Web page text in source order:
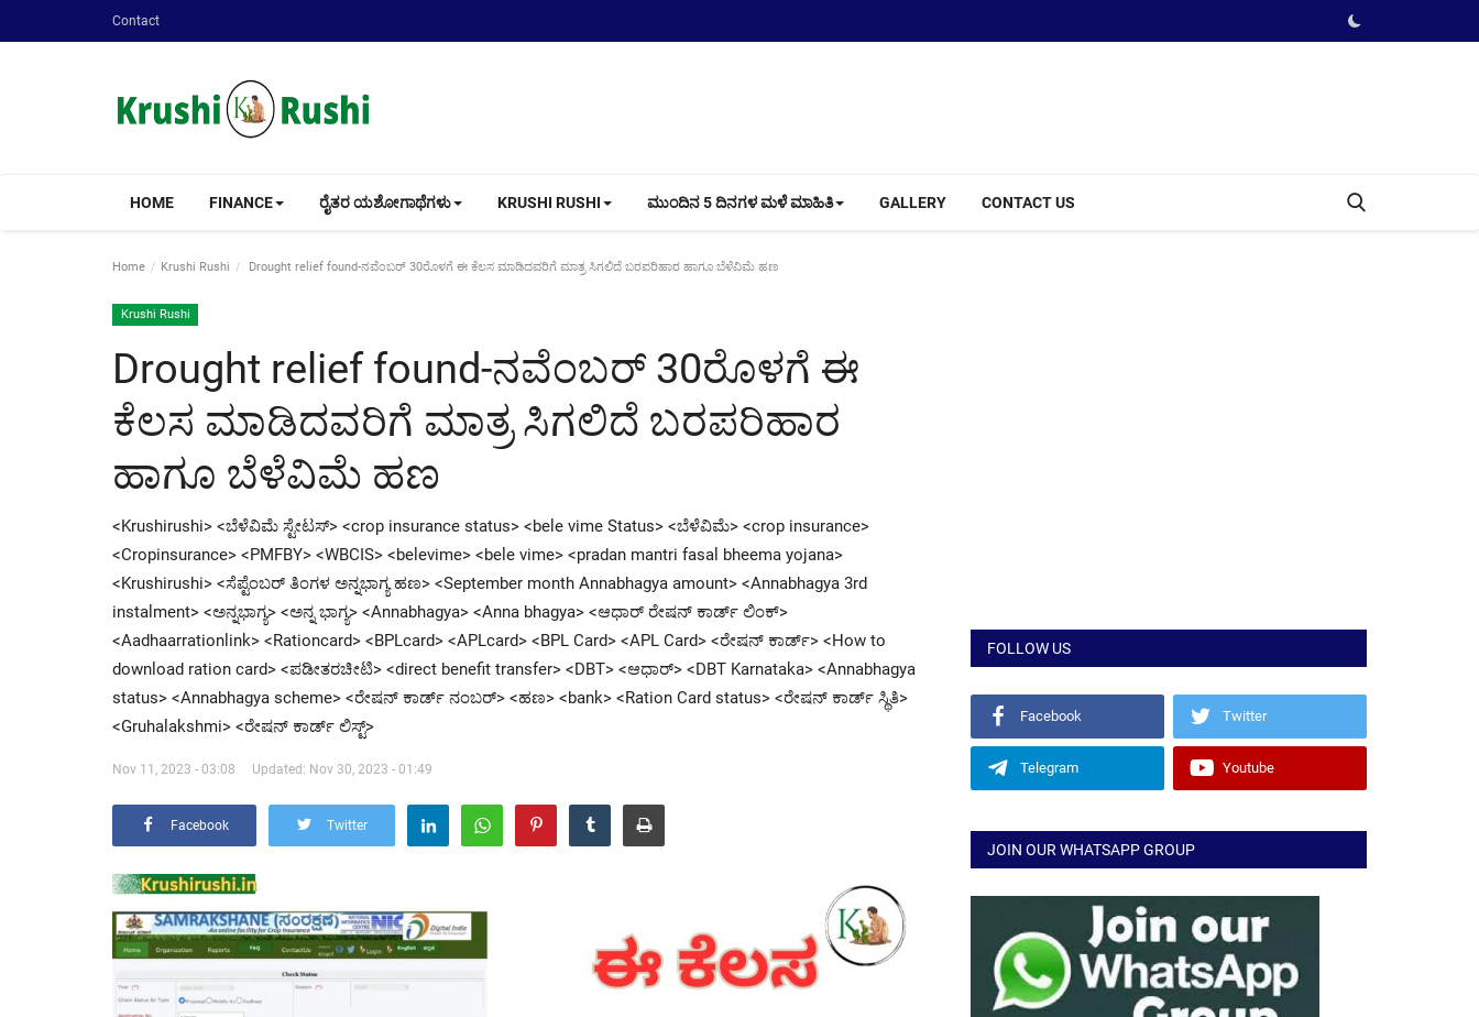
Contact
HOME FINANCE ರೈತರ ಯಶೋಗಾಥೆಗಳು KRUSHI RUSHI ಮುಂದಿನ 5 ದಿನಗಳ ಮಳೆ ಮಾಹಿತಿ GALLERY CONTACT US
Home Krushi Rushi Drought relief found-ನವೆಂಬರ್ 30ರೊಳಗೆ ಈ ಕೆಲಸ ಮಾಡಿದವರಿಗೆ ಮಾತ್ರ ಸಿಗಲಿದೆ ಬರಪರಿಹಾರ ಹಾಗೂ ಬೆಳೆವಿಮೆ ಹಣ
Krushi Rushi
Drought relief found-ನವೆಂಬರ್ 30ರೊಳಗೆ ಈ
ಕೆಲಸ ಮಾಡಿದವರಿಗೆ ಮಾತ್ರ ಸಿಗಲಿದೆ ಬರಪರಿಹಾರ
ಹಾಗೂ ಬೆಳೆವಿಮೆ ಹಣ
<Krushirushi> <ಬೆಳೆವಿಮೆ ಸ್ಟೇಟಸ್> <crop insurance status> <bele vime Status> <ಬೆಳೆವಿಮೆ> <crop insurance>
<Cropinsurance> <PMFBY> <WBCIS> <belevime> <bele vime> <pradan mantri fasal bheema yojana>
<Krushirushi> <ಸೆಪ್ಟೆಂಬರ್ ತಿಂಗಳ ಅನ್ನಭಾಗ್ಯ ಹಣ> <September month Annabhagya amount> <Annabhagya 3rd
instalment> <ಅನ್ನಭಾಗ್ಯ> <ಅನ್ನ ಭಾಗ್ಯ> <Annabhagya> <Anna bhagya> <ಆಧಾರ್ ರೇಷನ್ ಕಾರ್ಡ್ ಲಿಂಕ್>
<Aadhaarrationlink> <Rationcard> <BPLcard> <APLcard> <BPL Card> <APL Card> <ರೇಷನ್ ಕಾರ್ಡ್> <How to
download ration card> <ಪಡೀತರಚೀಟಿ> <direct benefit transfer> <DBT> <ಆಧಾರ್> <DBT Karnataka> <Annabhagya
status> <Annabhagya scheme> <ರೇಷನ್ ಕಾರ್ಡ್ ನಂಬರ್> <ಹಣ> <bank> <Ration Card status> <ರೇಷನ್ ಕಾರ್ಡ್ ಸ್ಥಿತಿ>
<Gruhalakshmi> <ರೇಷನ್ ಕಾರ್ಡ್ ಲಿಸ್ಟ್>
Nov 11, 2023 - 03:08 Updated: Nov 30, 2023 - 01:49
Facebook Twitter
FOLLOW US
Facebook Twitter
Telegram Youtube
JOIN OUR WHATSAPP GROUP